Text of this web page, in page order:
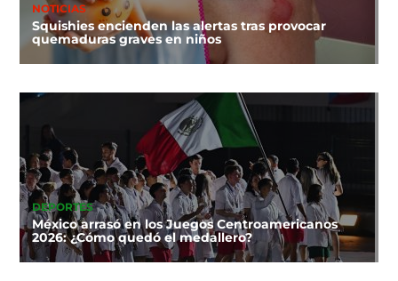
NOTICIAS
Squishies encienden las alertas tras provocar
quemaduras graves en niños
DEPORTES
México arrasó en los Juegos Centroamericanos
2026: ¿Cómo quedó el medallero?